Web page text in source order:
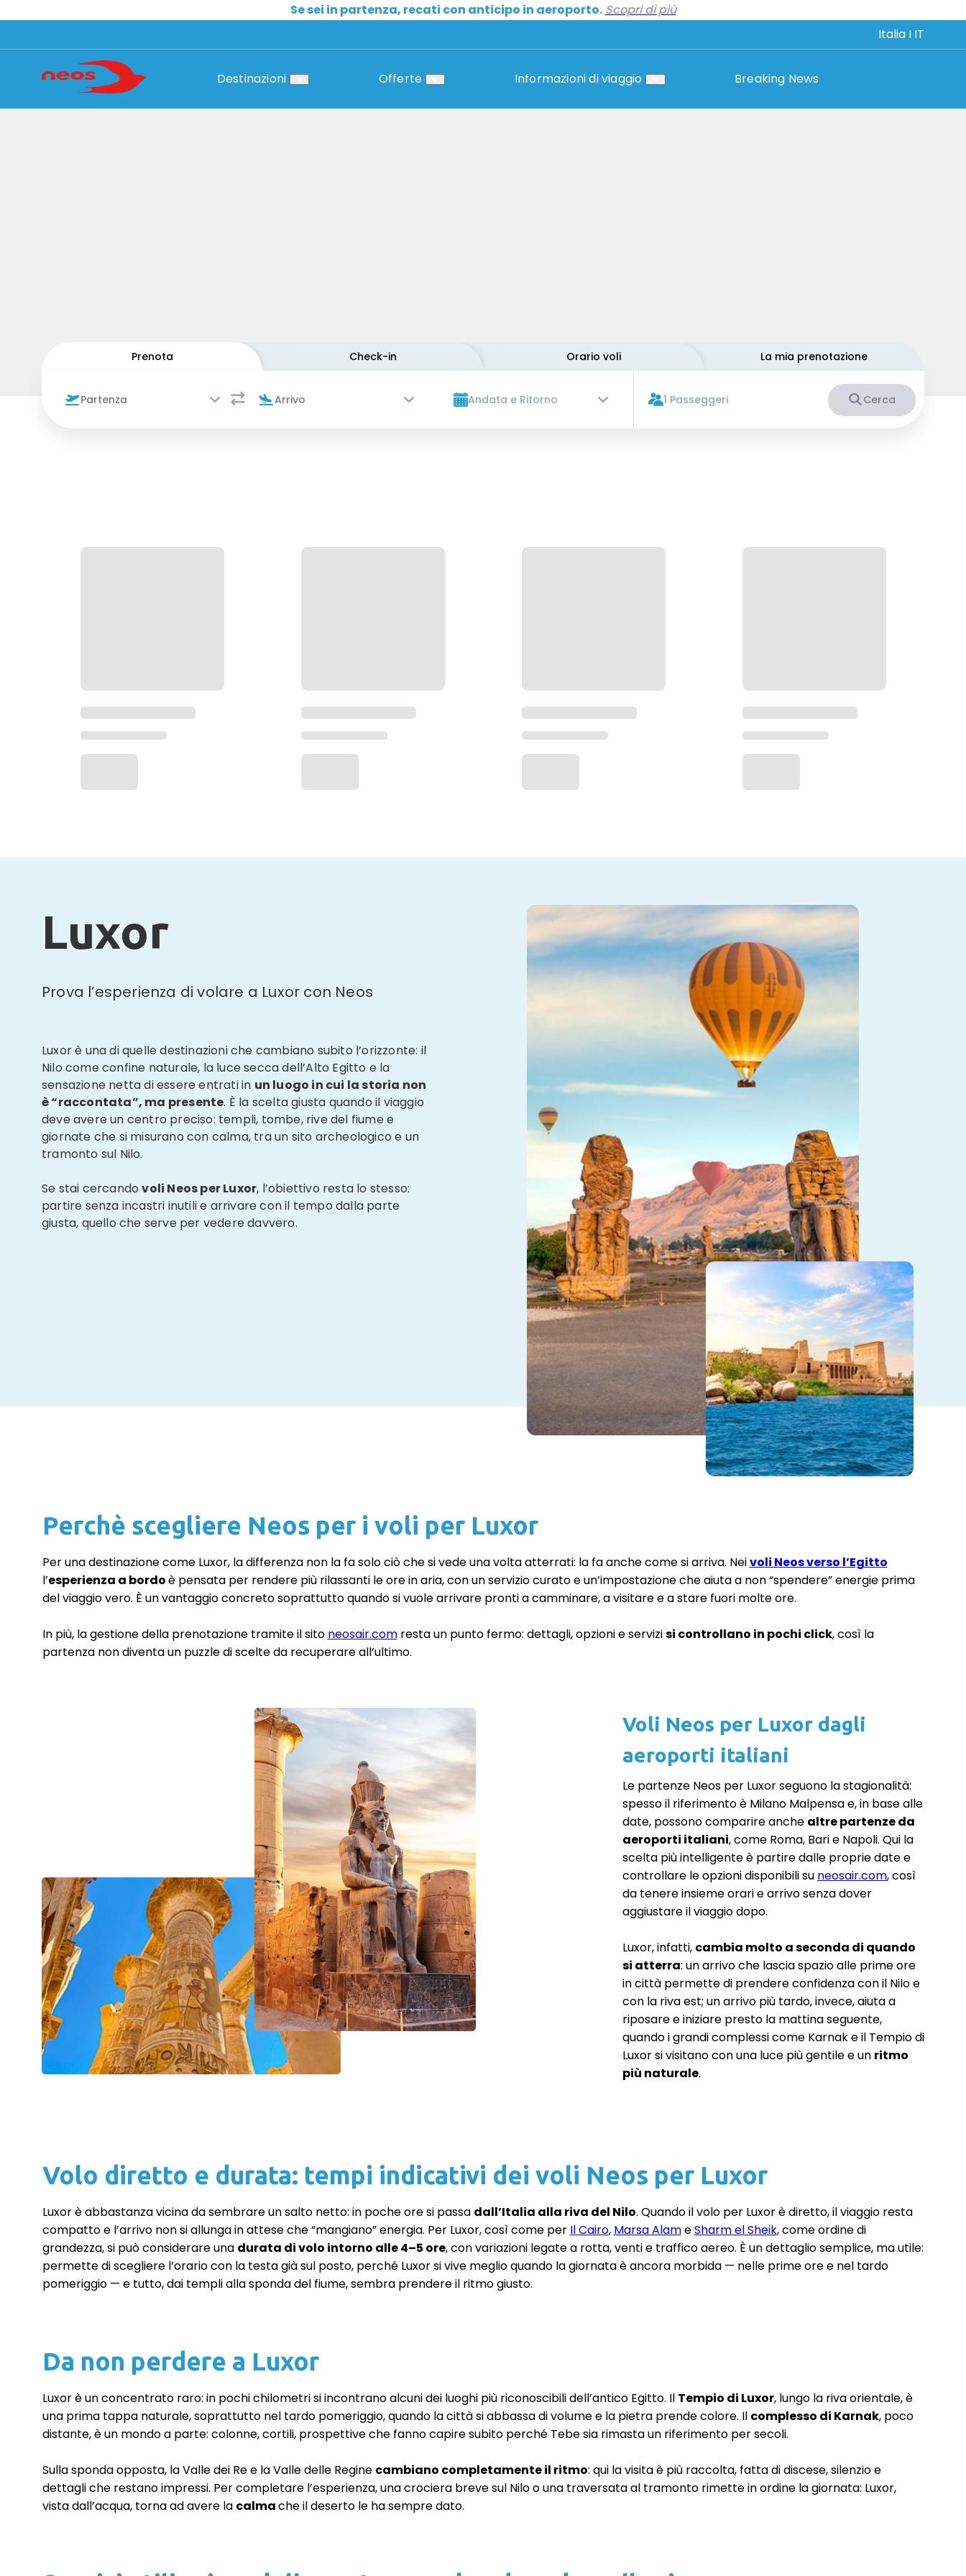
Se sei in partenza, recati con anticipo in aeroporto. Scopri di più
Italia I IT
Destinazioni Offerte Informazioni di viaggio Breaking News
Prenota Check-in Orario voli La mia prenotazione
Andata e Ritorno 1 Passeggeri Cerca
Luxor
Prova l’esperienza di volare a Luxor con Neos
Luxor è una di quelle destinazioni che cambiano subito l’orizzonte: il
Nilo come confine naturale, la luce secca dell’Alto Egitto e la
sensazione netta di essere entrati in un luogo in cui la storia non
è “raccontata”, ma presente. È la scelta giusta quando il viaggio
deve avere un centro preciso: templi, tombe, rive del fiume e
giornate che si misurano con calma, tra un sito archeologico e un
tramonto sul Nilo.
Se stai cercandovoli Neos per Luxor, l’obiettivo resta lo stesso:
partire senza incastri inutili e arrivare con il tempo dalla parte
giusta, quello che serve per vedere davvero.
Perchè scegliere Neos per i voli per Luxor
Per una destinazione come Luxor, la differenza non la fa solo ciò che si vede una volta atterrati: la fa anche come si arriva. Neivoli Neos verso l’Egitto
l’esperienza a bordoè pensata per rendere più rilassanti le ore in aria, con un servizio curato e un’impostazione che aiuta a non “spendere” energie prima
del viaggio vero. È un vantaggio concreto soprattutto quando si vuole arrivare pronti a camminare, a visitare e a stare fuori molte ore.
In più, la gestione della prenotazione tramite il sito neosair.comresta un punto fermo: dettagli, opzioni e servizisi controllano in pochi click, così la
partenza non diventa un puzzle di scelte da recuperare all’ultimo.
Voli Neos per Luxor dagli
aeroporti italiani
Le partenze Neos per Luxor seguono la stagionalità:
spesso il riferimento è Milano Malpensa e, in base alle
date, possono comparire anche altre partenze da
aeroporti italiani, come Roma, Bari e Napoli. Qui la
scelta più intelligente è partire dalle proprie date e
controllare le opzioni disponibili su neosair.com, così
da tenere insieme orari e arrivo senza dover
aggiustare il viaggio dopo.
Luxor, infatti, cambia molto a seconda di quando
si atterra: un arrivo che lascia spazio alle prime ore
in città permette di prendere confidenza con il Nilo e
con la riva est; un arrivo più tardo, invece, aiuta a
riposare e iniziare presto la mattina seguente,
quando i grandi complessi come Karnak e il Tempio di
Luxor si visitano con una luce più gentile e un ritmo
più naturale.
Volo diretto e durata: tempi indicativi dei voli Neos per Luxor
Luxor è abbastanza vicina da sembrare un salto netto: in poche ore si passa dall’Italia alla riva del Nilo. Quando il volo per Luxor è diretto, il viaggio resta
compatto e l’arrivo non si allunga in attese che “mangiano” energia. Per Luxor, così come per Il Cairo, Marsa AlameSharm el Sheik, come ordine di
grandezza, si può considerare una durata di volo intorno alle 4–5 ore, con variazioni legate a rotta, venti e traffico aereo. È un dettaglio semplice, ma utile:
permette di scegliere l’orario con la testa già sul posto, perché Luxor si vive meglio quando la giornata è ancora morbida — nelle prime ore e nel tardo
pomeriggio — e tutto, dai templi alla sponda del fiume, sembra prendere il ritmo giusto.
Da non perdere a Luxor
Luxor è un concentrato raro: in pochi chilometri si incontrano alcuni dei luoghi più riconoscibili dell’antico Egitto. Il Tempio di Luxor, lungo la riva orientale, è
una prima tappa naturale, soprattutto nel tardo pomeriggio, quando la città si abbassa di volume e la pietra prende colore. Il complesso di Karnak, poco
distante, è un mondo a parte: colonne, cortili, prospettive che fanno capire subito perché Tebe sia rimasta un riferimento per secoli.
Sulla sponda opposta, la Valle dei Re e la Valle delle Regine cambiano completamente il ritmo: qui la visita è più raccolta, fatta di discese, silenzio e
dettagli che restano impressi. Per completare l’esperienza, una crociera breve sul Nilo o una traversata al tramonto rimette in ordine la giornata: Luxor,
vista dall’acqua, torna ad avere la calmache il deserto le ha sempre dato.